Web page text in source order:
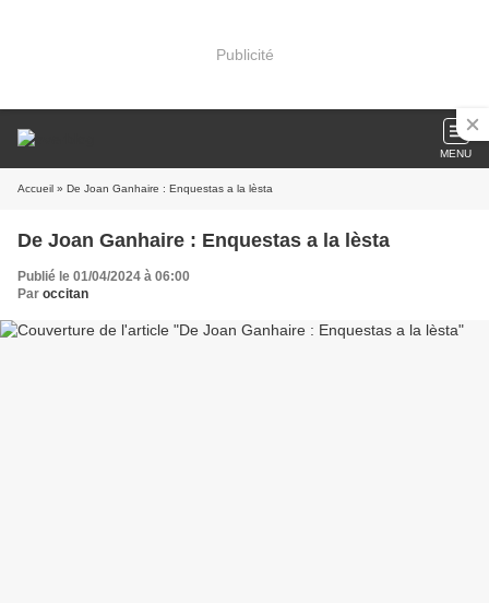
Publicité
MENU
Accueil » De Joan Ganhaire : Enquestas a la lèsta
De Joan Ganhaire : Enquestas a la lèsta
Publié le 01/04/2024 à 06:00
Par occitan